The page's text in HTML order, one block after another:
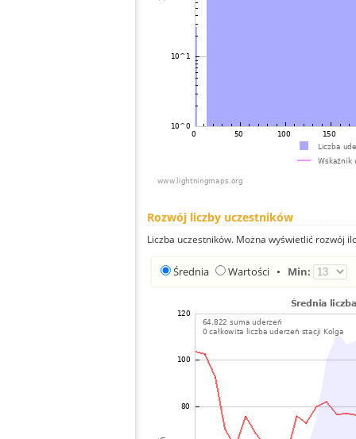
Rozwój liczby uczestników
Liczba uczestników. Można wyświetlić rozwój
Średnia Wartości • Min: